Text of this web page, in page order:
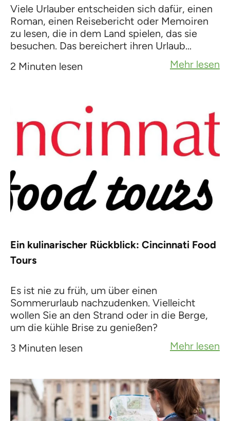
Viele Urlauber entscheiden sich dafür, einen
Roman, einen Reisebericht oder Memoiren
zu lesen, die in dem Land spielen, das sie
besuchen. Das bereichert ihren Urlaub...
2 Minuten lesen
Mehr lesen
Ein kulinarischer Rückblick: Cincinnati Food
Tours
Es ist nie zu früh, um über einen
Sommerurlaub nachzudenken. Vielleicht
wollen Sie an den Strand oder in die Berge,
um die kühle Brise zu genießen?
3 Minuten lesen
Mehr lesen